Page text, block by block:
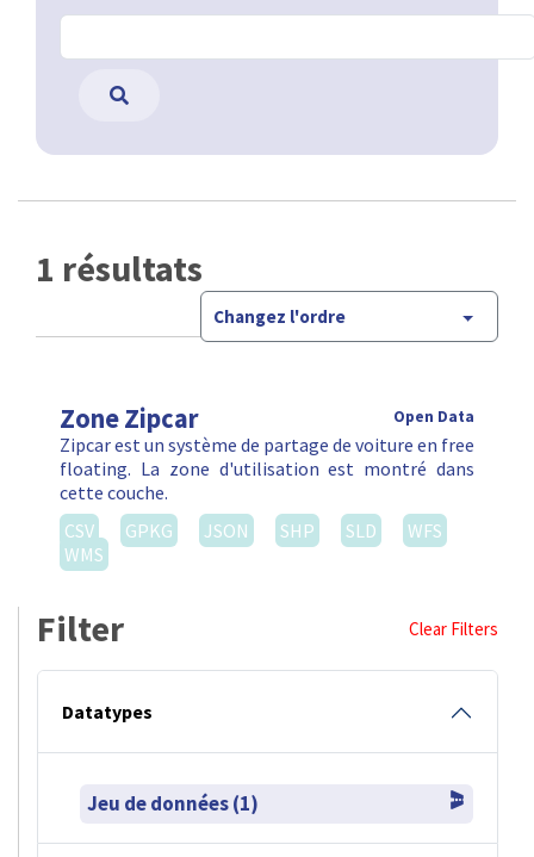
1 résultats
Changez l'ordre
Zone Zipcar Open Data
Zipcar est un système de partage de voiture en free
floating. La zone d'utilisation est montré dans
cette couche.
CSV
GPKG JSON SHP SLD
WFS
WMS
Filter Clear Filters
Datatypes
Jeu de données (1)